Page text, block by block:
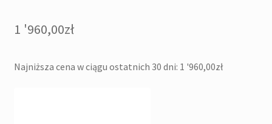
1 '960,00zł
Najniższa cena w ciągu ostatnich 30 dni: 1 '960,00zł